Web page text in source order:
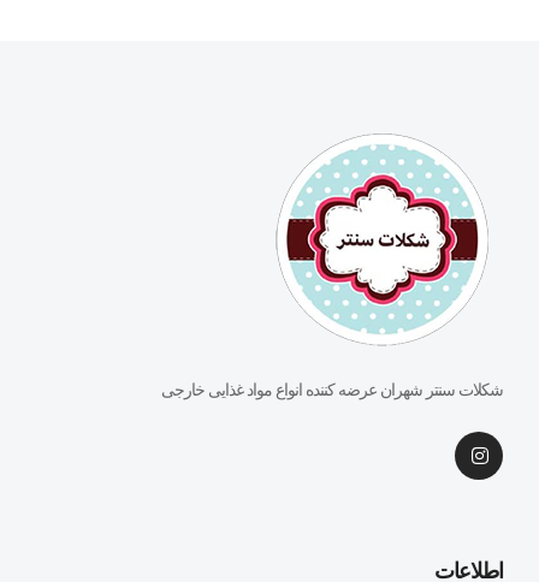
شکلات سنتر شهران عرضه کننده انواع مواد غذایی خارجی
اطلاعات